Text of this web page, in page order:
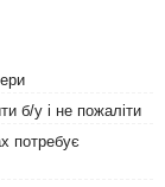
б/у і не пожаліти
потребує